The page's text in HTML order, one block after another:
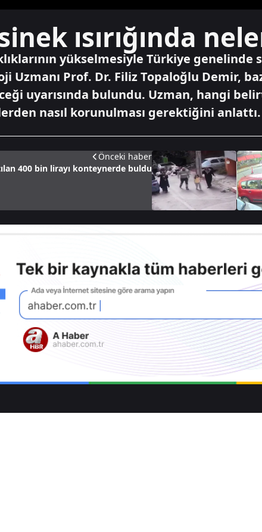
ısırığında
yükselmesiyle Türkiye genelinde
Uzmanı Prof. Dr. Filiz Topaloğlu Demir,
uyarısında bulundu. Uzman, hangi
nasıl korunulması gerektiğini anlattı.
Önceki haber
400 bin lirayı konteynerde buldu